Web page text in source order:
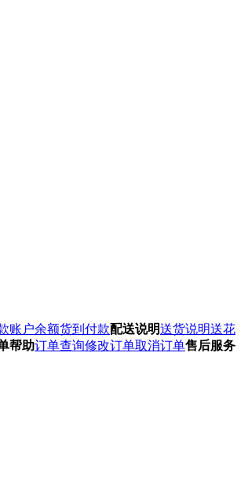
账户余额货到付款配送说明送货说明送花
帮助订单查询修改订单取消订单售后服务